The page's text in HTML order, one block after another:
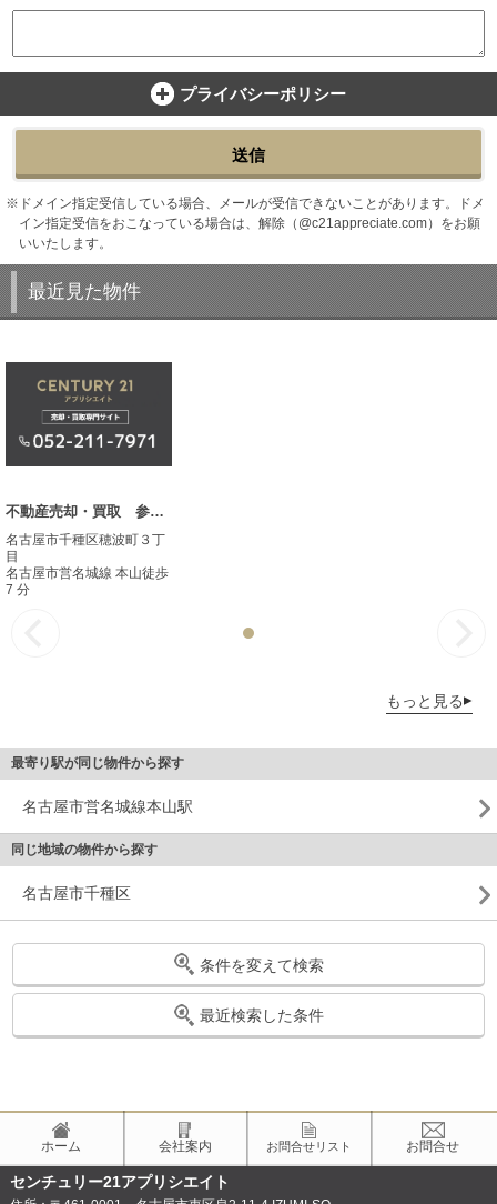
プライバシーポリシー
送信
ドメイン指定受信している場合、メールが受信できないことがあります。ドメ
イン指定受信をおこなっている場合は、解除（@c21appreciate.com）をお願
いいたします。
最近見た物件
不動産売却・買取 参考事例
名古屋市千種区穂波町３丁
目
名古屋市営名城線 本山徒歩
7 分
もっと見る
最寄り駅が同じ物件から探す
名古屋市営名城線本山駅
同じ地域の物件から探す
名古屋市千種区
条件を変えて検索
最近検索した条件
ホーム 会社案内 お問合せリスト お問合せ
センチュリー21アプリシエイト